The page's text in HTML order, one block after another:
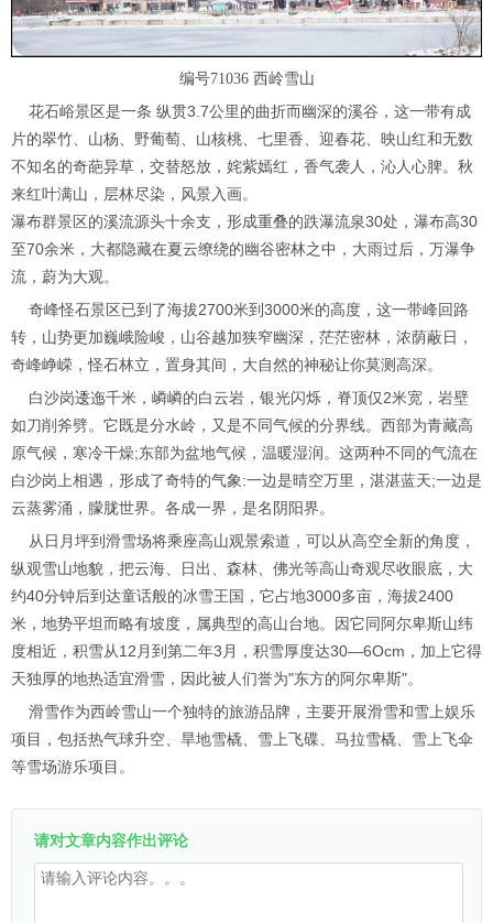
编号71036 西岭雪山
花石峪景区是一条 纵贯3.7公里的曲折而幽深的溪谷，这一带有成
片的翠竹、山杨、野葡萄、山核桃、七里香、迎春花、映山红和无数
不知名的奇葩异草，交替怒放，姹紫嫣红，香气袭人，沁人心脾。秋
来红叶满山，层林尽染，风景入画。
瀑布群景区的溪流源头十余支，形成重叠的跌瀑流泉30处，瀑布高30
至70余米，大都隐藏在夏云缭绕的幽谷密林之中，大雨过后，万瀑争
流，蔚为大观。
奇峰怪石景区已到了海拔2700米到3000米的高度，这一带峰回路
转，山势更加巍峨险峻，山谷越加狭窄幽深，茫茫密林，浓荫蔽日，
奇峰峥嵘，怪石林立，置身其间，大自然的神秘让你莫测高深。
白沙岗逶迤千米，嶙嶙的白云岩，银光闪烁，脊顶仅2米宽，岩壁
如刀削斧劈。它既是分水岭，又是不同气候的分界线。西部为青藏高
原气候，寒冷干燥;东部为盆地气候，温暖湿润。这两种不同的气流在
白沙岗上相遇，形成了奇特的气象:一边是晴空万里，湛湛蓝天;一边是
云蒸雾涌，朦胧世界。各成一界，是名阴阳界。
从日月坪到滑雪场将乘座高山观景索道，可以从高空全新的角度，
纵观雪山地貌，把云海、日出、森林、佛光等高山奇观尽收眼底，大
约40分钟后到达童话般的冰雪王国，它占地3000多亩，海拔2400
米，地势平坦而略有坡度，属典型的高山台地。因它同阿尔卑斯山纬
度相近，积雪从12月到第二年3月，积雪厚度达30—6Ocm，加上它得
天独厚的地热适宜滑雪，因此被人们誉为"东方的阿尔卑斯"。
滑雪作为西岭雪山一个独特的旅游品牌，主要开展滑雪和雪上娱乐
项目，包括热气球升空、旱地雪橇、雪上飞碟、马拉雪橇、雪上飞伞
等雪场游乐项目。
请对文章内容作出评论